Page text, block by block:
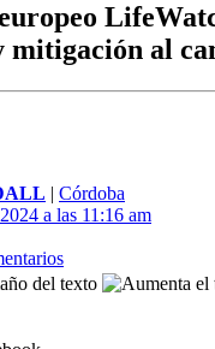
mitigación al
| Córdoba
a las 11:16 am